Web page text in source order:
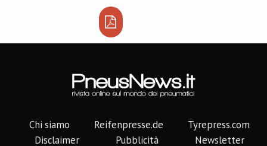
Chi siamo Reifenpresse.de
Tyrepress.com
Disclaimer
Pubblicità Newsletter